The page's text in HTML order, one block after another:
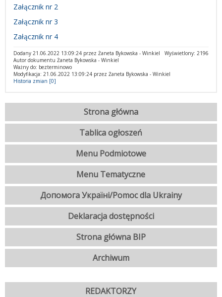
Załącznik nr 2
Załącznik nr 3
Załącznik nr 4
Wyświetlony: 2196
Dodany 21.06.2022 13:09:24 przez Żaneta Bykowska - Winkiel
Autor dokumentu Żaneta Bykowska - Winkiel
Ważny do: bezterminowo
Modyfikacja: 21.06.2022 13:09:24 przez Żaneta Bykowska - Winkiel
Historia zmian [0]
Strona główna
Tablica ogłoszeń
Menu Podmiotowe
Menu Tematyczne
Допомога Україні/Pomoc dla Ukrainy
Deklaracja dostępności
Strona główna BIP
Archiwum
REDAKTORZY